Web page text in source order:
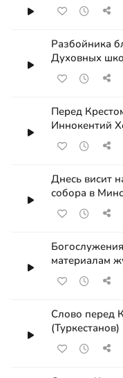
Разбойника
Духовных
Перед
Иннокентий
Днесь висит
собора в
материалам
Слово перед
(Туркестанов)